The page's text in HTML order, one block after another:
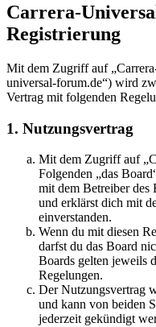
Carrera-
Registrierung
Mit dem Zugriff auf
universal-forum.de“) wird
Vertrag mit folgenden
1. Nutzungsvertrag
Mit dem Zugriff auf
Folgenden „das
mit dem Betreiber des
und erklärst dich mit
einverstanden.
Wenn du mit diesen
darfst du das Board
Boards gelten jeweils
Regelungen.
Der Nutzungsvertrag
und kann von beiden
jederzeit gekündigt